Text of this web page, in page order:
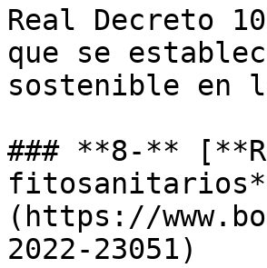
Real Decreto
que se
sostenible en
### **8-**
(https://
2022-23051)